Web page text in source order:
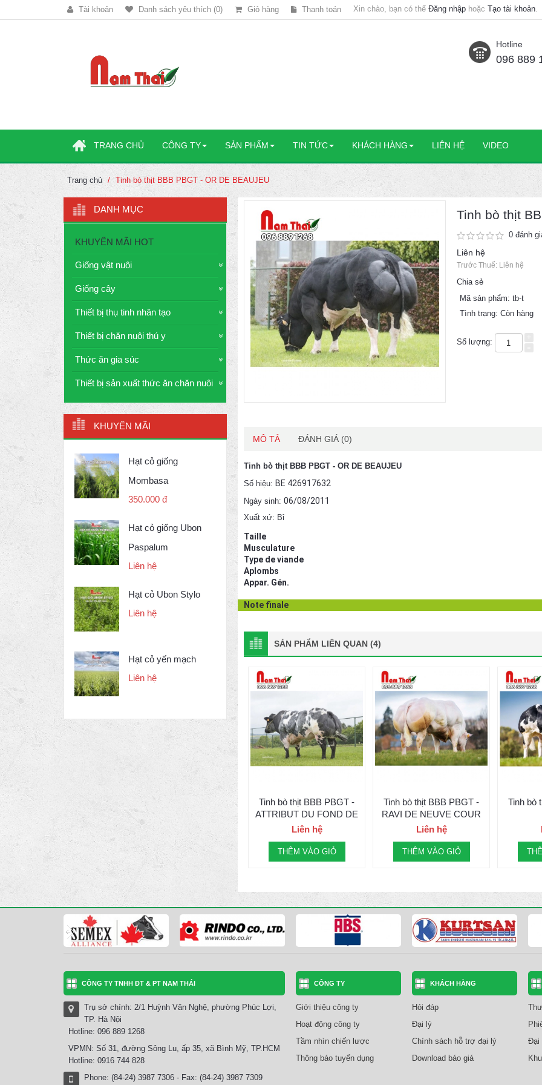
Tài khoản Danh sách yêu thích (0) Giỏ hàng Thanh toán Xin chào, bạn có thể Đăng nhập hoặc Tạo tài khoản.
Hotline
096 889
TRANG CHỦ CÔNG TY SẢN PHẨM TIN TỨC KHÁCH HÀNG LIÊN HỆ VIDEO
Trang chủ Tinh bò thịt BBB PBGT - OR DE BEAUJEU
DANH MỤC
KHUYẾN MÃI HOT
Giống vật nuôi
Giống cây
Thiết bị thụ tinh nhân tạo
Thiết bị chăn nuôi thú y
Thức ăn gia súc
Thiết bị sản xuất thức ăn chăn nuôi
KHUYẾN MÃI
Hạt cỏ giống
Mombasa
350.000 đ
Hạt cỏ giống Ubon
Paspalum
Liên hệ
Hạt cỏ Ubon Stylo
Liên hệ
Hạt cỏ yến mạch
Liên hệ
Tinh bò thịt
0 đánh
Liên hệ
Trước Thuế: Liên hệ
Chia sẻ
Mã sản phẩm: tb-t
Tình trạng: Còn hàng
Số lượng:
MÔ TẢ ĐÁNH GIÁ (0)
Tinh bò thịt BBB PBGT - OR DE BEAUJEU
Số hiệu: BE 426917632
Ngày sinh: 06/08/2011
Xuất xứ: Bỉ
Taille
Musculature
Type de viande
Aplombs
Appar. Gén.
Note finale
SẢN PHẨM LIÊN QUAN (4)
Tinh bò thịt BBB PBGT -
ATTRIBUT DU FOND DE
BOIS
Liên hệ
THÊM VÀO GIỎ
Tinh bò thịt BBB PBGT -
RAVI DE NEUVE COUR
Liên hệ
THÊM VÀO GIỎ
Tinh bò
CÔNG TY TNHH ĐT & PT NAM THÁI
Trụ sở chính: 2/1 Huỳnh Văn Nghệ, phường Phúc Lợi,
TP. Hà Nội
Hotline: 096 889 1268
VPMN: Số 31, đường Sông Lu, ấp 35, xã Bình Mỹ, TP.HCM
Hotline: 0916 744 828
Phone: (84-24) 3987 7306 - Fax: (84-24) 3987 7309
CÔNG TY
Giới thiệu công ty
Hoạt động công ty
Tầm nhìn chiến lược
Thông báo tuyển dụng
KHÁCH HÀNG
Hỏi đáp
Đại lý
Chính sách hỗ trợ đại lý
Download báo giá
Đại